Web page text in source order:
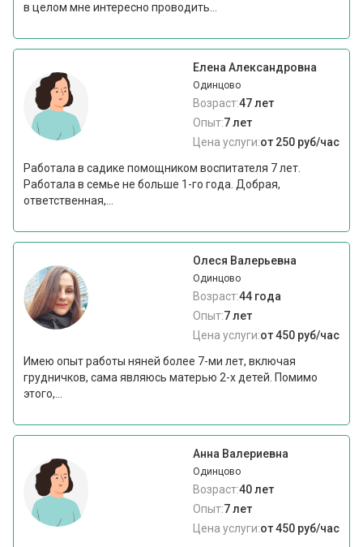
в целом мне интересно проводить...
Елена Александровна
Одинцово
Возраст:47 лет
Опыт:7 лет
Цена услуги:от 250 руб/час
Работала в садике помощником воспитателя 7 лет.
Работала в семье не больше 1-го года. Добрая,
ответственная,...
Олеся Валерьевна
Одинцово
Возраст:44 года
Опыт:7 лет
Цена услуги:от 450 руб/час
Имею опыт работы няней более 7-ми лет, включая
грудничков, сама являюсь матерью 2-х детей. Помимо
этого,...
Анна Валериевна
Одинцово
Возраст:40 лет
Опыт:7 лет
Цена услуги:от 450 руб/час